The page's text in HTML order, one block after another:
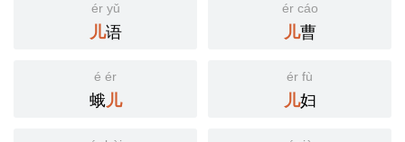
ér yǔ
儿语
ér cáo
儿曹
é ér
蛾儿
ér fù
儿妇